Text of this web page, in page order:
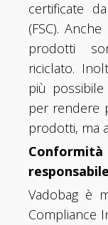
certificate
(FSC).
prodotti
riciclato.
più
per rendere
prodotti, ma
responsabile
Vadobag è
Compliance